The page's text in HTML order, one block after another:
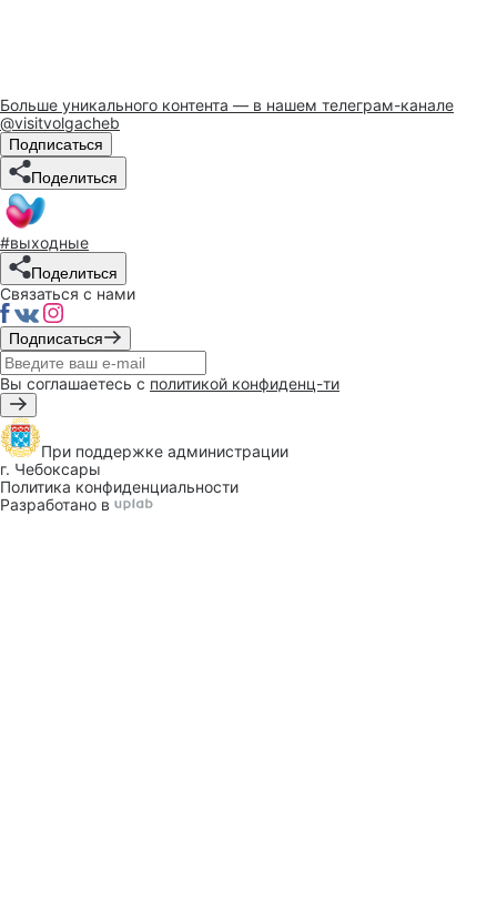
Больше уникального контента — в нашем телеграм-канале
@visitvolgacheb
Подписаться
Поделиться
#выходные
Поделиться
Связаться с нами
Подписаться
Вы соглашаетесь с политикой конфиденц-ти
При поддержке администрации
г. Чебоксары
Политика конфиденциальности
Разработано в